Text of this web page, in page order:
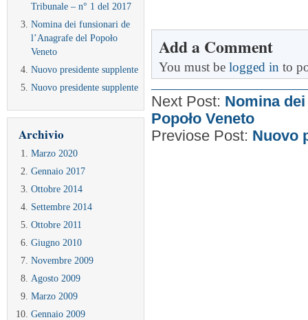
Tribunale – n° 1 del 2017
Nomina dei funsionari de
l’Anagrafe del Popoło
Veneto
Nuovo presidente supplente
Nuovo presidente supplente
Archivio
Marzo 2020
Gennaio 2017
Ottobre 2014
Settembre 2014
Ottobre 2011
Giugno 2010
Novembre 2009
Agosto 2009
Marzo 2009
Gennaio 2009
Add a Comment
You must be logged in to
Next Post: Nomina
Popoło Veneto
Previose Post: Nuovo